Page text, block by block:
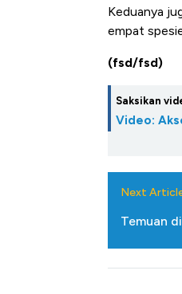
Keduanya
empat
(fsd/fsd)
Saksikan
Video:
Next
Temuan